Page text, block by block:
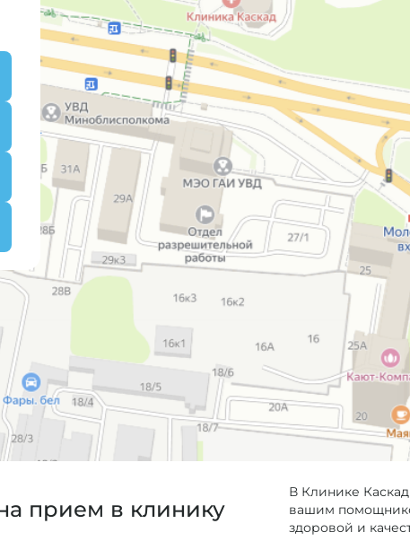
прием в клинику
В Клинике
вашим
здоровой и